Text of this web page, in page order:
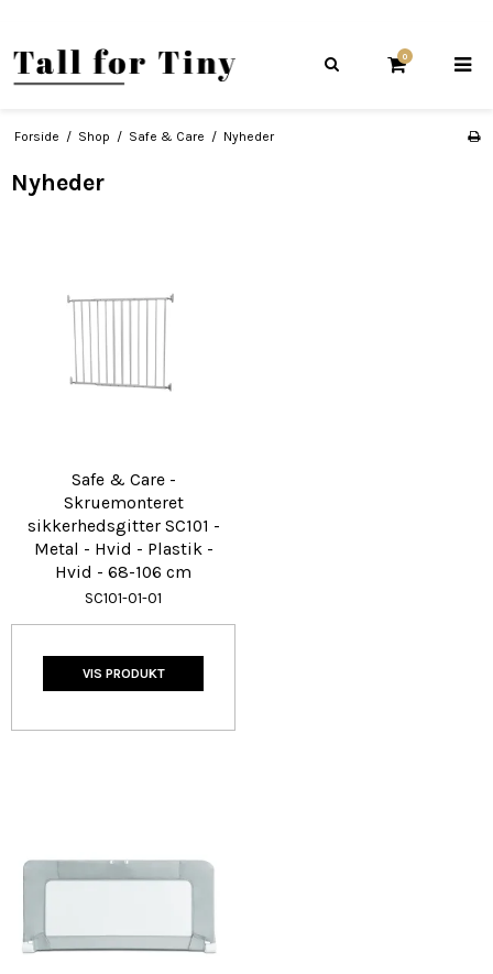
0
Forside / Shop / Safe & Care / Nyheder
Nyheder
Safe & Care -
Skruemonteret
sikkerhedsgitter SC101 -
Metal - Hvid - Plastik -
Hvid - 68-106 cm
SC101-01-01
VIS PRODUKT